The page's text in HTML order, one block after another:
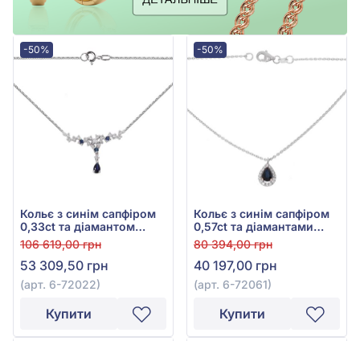
-50%
Кольє з синім сапфіром
0,33ct та діамантом
0,25ct із білого золота
585°, арт. 6-72022
106 619,00 грн
53 309,50 грн
(арт. 6-72022)
Купити
-50%
Кольє з синім сапфіром
0,57ct та діамантами
0,11ct із білого золота
585°, арт. 6-72061
80 394,00 грн
40 197,00 грн
(арт. 6-72061)
Купити